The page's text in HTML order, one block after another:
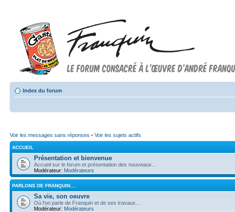
Index du forum
Voir les messages sans réponses • Voir les sujets actifs
ACCUEIL
Présentation et bienvenue
Accueil sur le forum et présentation des nouveaux...
Modérateur: Modérateurs
PARLONS DE FRANQUIN....
Sa vie, son oeuvre
Où l'on parle de Franquin et de ses travaux...
Modérateur: Modérateurs